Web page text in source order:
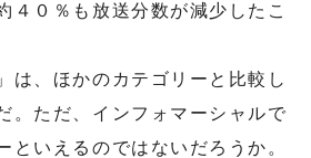
４０％も放送分数が減少したこ
、ほかのカテゴリーと比較し
。ただ、インフォマーシャルで
いえるのではないだろうか。